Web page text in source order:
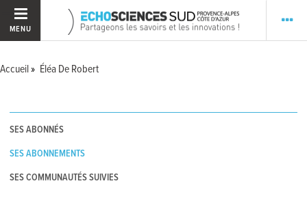
MENU
Accueil Éléa De Robert
SES ABONNÉS
SES ABONNEMENTS
SES COMMUNAUTÉS SUIVIES